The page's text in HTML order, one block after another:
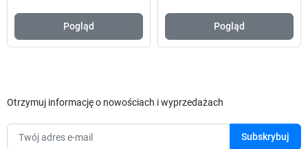
Pogląd Pogląd
Otrzymuj informację o nowościach i wyprzedażach